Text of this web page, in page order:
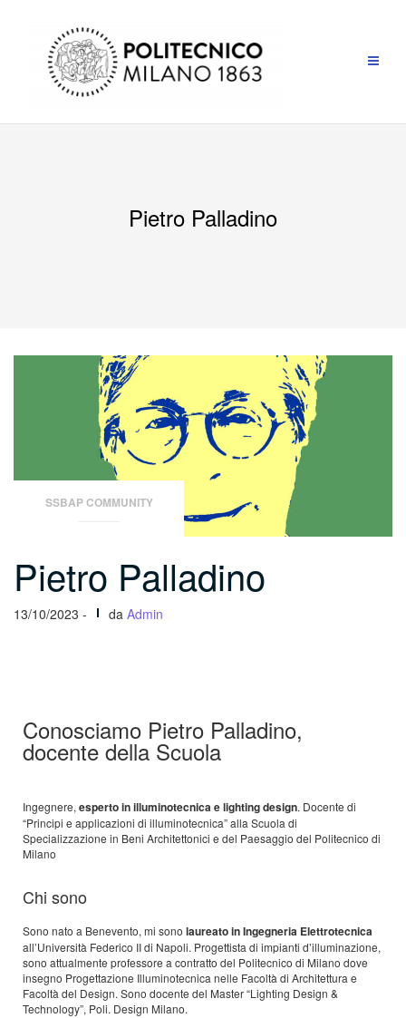
Pietro Palladino
SSBAP COMMUNITY
Pietro Palladino
13/10/2023 - da Admin
Conosciamo Pietro Palladino,
docente della Scuola
Ingegnere, esperto in illuminotecnica e lighting design. Docente di
“Principi e applicazioni di illuminotecnica” alla Scuola di
Specializzazione in Beni Architettonici e del Paesaggio del Politecnico di
Milano
Chi sono
Sono nato a Benevento, mi sono laureato in Ingegneria Elettrotecnica
all’Università Federico II di Napoli. Progettista di impianti d’illuminazione,
sono attualmente professore a contratto del Politecnico di Milano dove
insegno Progettazione Illuminotecnica nelle Facoltà di Architettura e
Facoltà del Design. Sono docente del Master “Lighting Design &
Technology”, Poli. Design Milano.